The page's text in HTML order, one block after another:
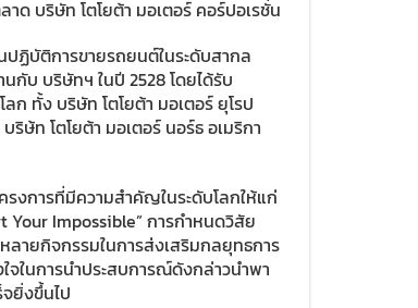
ด บริษัท โตโยต้า มอเตอร์ คอร์ปอเรชั่น
ฏิบัติการขายรถยนต์ในระดับสากล
กับ บริษัทฯ ในปี 2528 โดยได้รับ
ทั้ง บริษัท โตโยต้า มอเตอร์ ยุโรป
ริษ้ท โตโยต้า มอเตอร์ นอร์ธ อเมริกา
งการที่มีความสำคัญในระดับโลกให้แก่
Your Impossible” การกำหนดวิสัย
ายกิจกรรมในการส่งเสริมกลยุทธการ
จในการนำประสบการณ์ดังกล่าวนำพา
ยิ่งขึ้นไป